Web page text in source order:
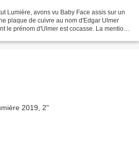
Lumière, avons vu Baby Face assis sur un
plaque de cuivre au nom d'Edgar Ulmer
le prénom d'Ulmer est cocasse. La mention